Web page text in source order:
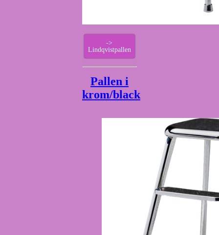
->
Lindqvistpallen
Pallen i
krom/black